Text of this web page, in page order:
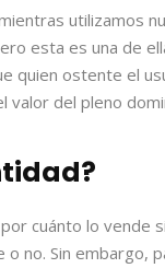
utilizamos
esta es una de
quien ostente el
del pleno
cuánto lo vende
no. Sin embargo,